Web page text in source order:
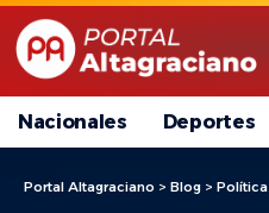
Nacionales Deportes
Portal Altagraciano > Blog > Política